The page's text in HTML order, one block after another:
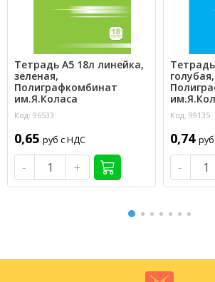
Тетрадь А5 18л линейка,
зеленая,
Полиграфкомбинат
им.Я.Коласа
Код: 96533
0,65 руб с НДС
- +
голубая,
Код: 99135
0,74
-